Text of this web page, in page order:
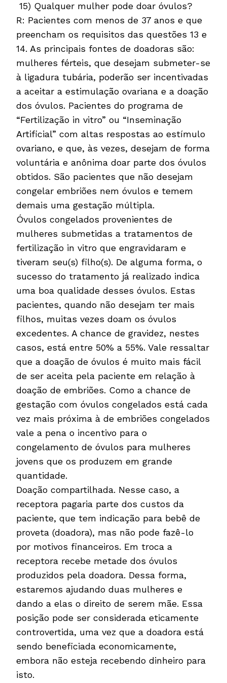
15) Qualquer mulher pode doar óvulos?
R: Pacientes com menos de 37 anos e que
preencham os requisitos das questões 13 e
14. As principais fontes de doadoras são:
mulheres férteis, que desejam submeter-se
à ligadura tubária, poderão ser incentivadas
a aceitar a estimulação ovariana e a doação
dos óvulos. Pacientes do programa de
“Fertilização in vitro” ou “Inseminação
Artificial” com altas respostas ao estímulo
ovariano, e que, às vezes, desejam de forma
voluntária e anônima doar parte dos óvulos
obtidos. São pacientes que não desejam
congelar embriões nem óvulos e temem
demais uma gestação múltipla.
Óvulos congelados provenientes de
mulheres submetidas a tratamentos de
fertilização in vitro que engravidaram e
tiveram seu(s) filho(s). De alguma forma, o
sucesso do tratamento já realizado indica
uma boa qualidade desses óvulos. Estas
pacientes, quando não desejam ter mais
filhos, muitas vezes doam os óvulos
excedentes. A chance de gravidez, nestes
casos, está entre 50% a 55%. Vale ressaltar
que a doação de óvulos é muito mais fácil
de ser aceita pela paciente em relação à
doação de embriões. Como a chance de
gestação com óvulos congelados está cada
vez mais próxima à de embriões congelados
vale a pena o incentivo para o
congelamento de óvulos para mulheres
jovens que os produzem em grande
quantidade.
Doação compartilhada. Nesse caso, a
receptora pagaria parte dos custos da
paciente, que tem indicação para bebê de
proveta (doadora), mas não pode fazê-lo
por motivos financeiros. Em troca a
receptora recebe metade dos óvulos
produzidos pela doadora. Dessa forma,
estaremos ajudando duas mulheres e
dando a elas o direito de serem mãe. Essa
posição pode ser considerada eticamente
controvertida, uma vez que a doadora está
sendo beneficiada economicamente,
embora não esteja recebendo dinheiro para
isto.